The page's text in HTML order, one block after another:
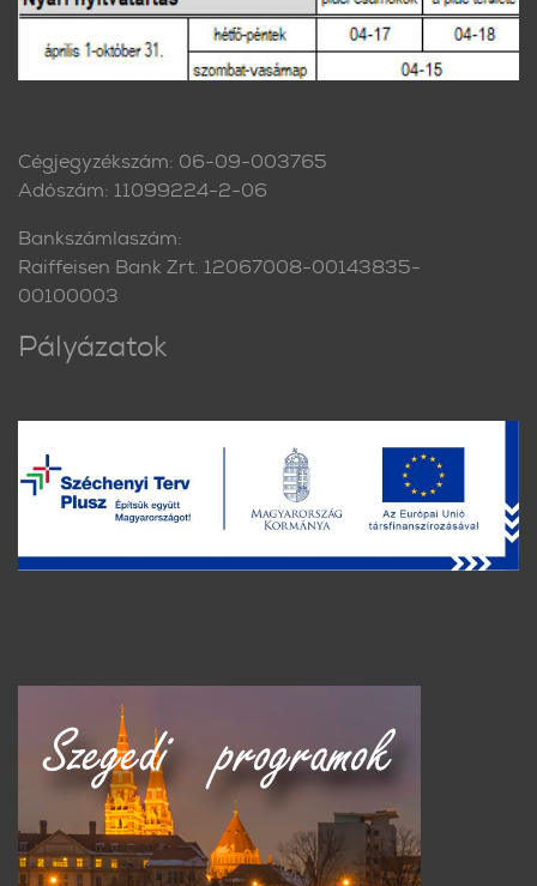
Cégjegyzékszám: 06-09-003765
Adószám: 11099224-2-06
Bankszámlaszám:
Raiffeisen Bank Zrt. 12067008-00143835-
00100003
Pályázatok